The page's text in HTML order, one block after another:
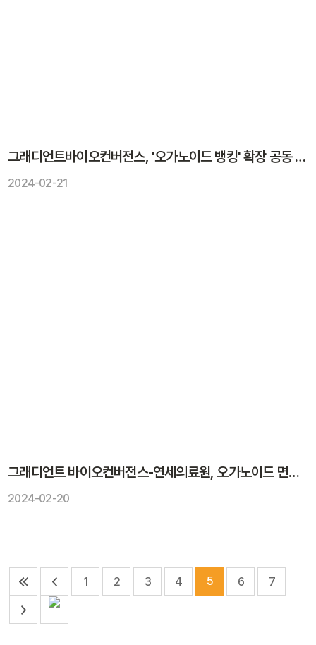
그래디언트바이오컨버전스, '오가노이드 뱅킹' 확장 공동 연구
2024-02-21
그래디언트 바이오컨버전스-연세의료원, 오가노이드 면역세포 공배양 플랫폼 개발 추진
2024-02-20
1 2 3 4 5 6 7